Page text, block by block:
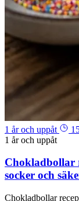
1 år och uppåt
1 år och uppåt
Chokladbollar
socker och
Chokladbollar